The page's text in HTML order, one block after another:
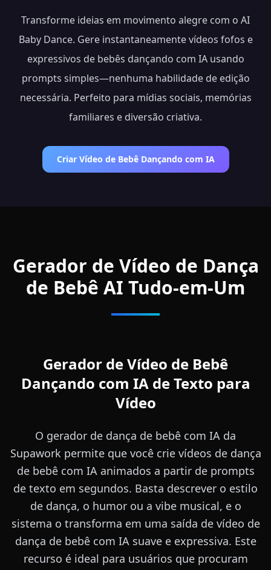
Transforme ideias em movimento alegre com o AI
Baby Dance. Gere instantaneamente vídeos fofos e
expressivos de bebês dançando com IA usando
prompts simples—nenhuma habilidade de edição
necessária. Perfeito para mídias sociais, memórias
familiares e diversão criativa.
Criar Vídeo de Bebê Dançando com IA
Gerador de Vídeo de Dança
de Bebê AI Tudo-em-Um
Gerador de Vídeo de Bebê
Dançando com IA de Texto para
Vídeo
O gerador de dança de bebê com IA da
Supawork permite que você crie vídeos de dança
de bebê com IA animados a partir de prompts
de texto em segundos. Basta descrever o estilo
de dança, o humor ou a vibe musical, e o
sistema o transforma em uma saída de vídeo de
dança de bebê com IA suave e expressiva. Este
recurso é ideal para usuários que procuram